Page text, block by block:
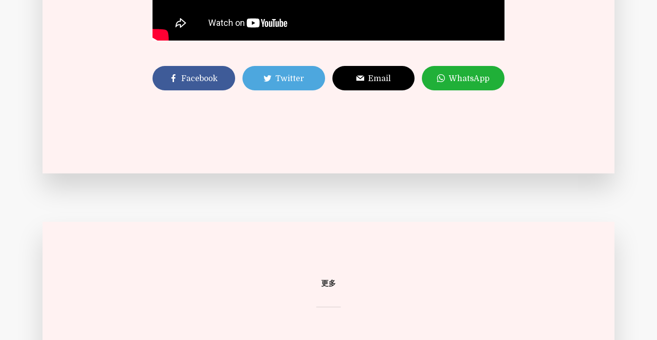
Facebook Twitter Email WhatsApp
更多